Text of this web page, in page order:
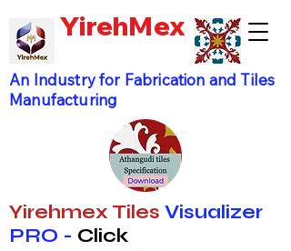
YirehMex
An Industry for Fabrication and Tiles
Manufacturing
Yirehmex Tiles Visualizer
PRO - Click